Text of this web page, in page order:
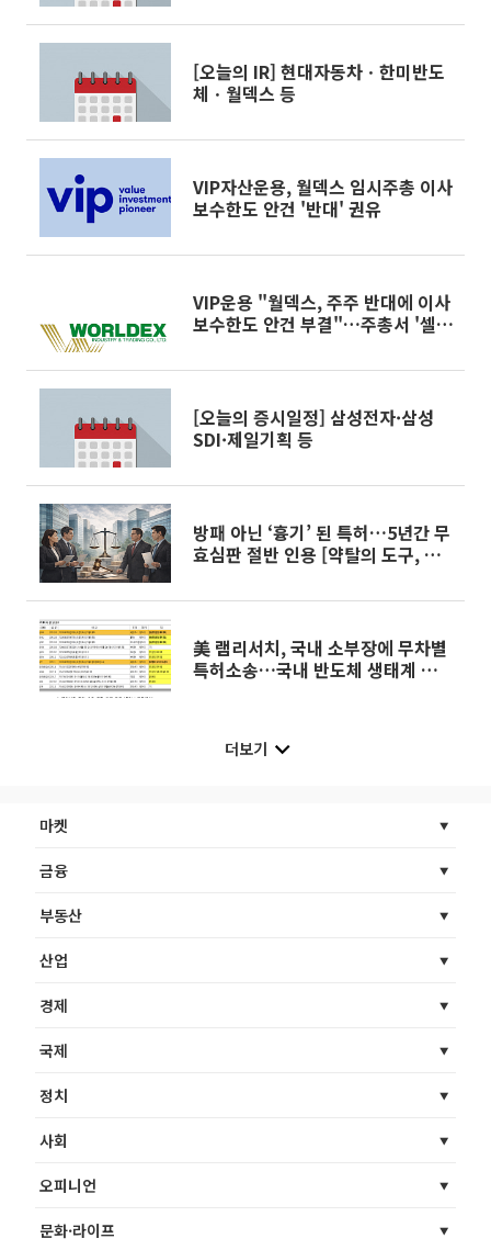
[오늘의 IR] 현대자동차ㆍ한미반도
체ㆍ월덱스 등
VIP자산운용, 월덱스 임시주총 이사
보수한도 안건 '반대' 권유
VIP운용 "월덱스, 주주 반대에 이사
보수한도 안건 부결"…주총서 '셀프
[오늘의 증시일정] 삼성전자·삼성
SDI·제일기획 등
방패 아닌 ‘흉기’ 된 특허…5년간 무
효심판 절반 인용 [약탈의 도구, 특
美 램리서치, 국내 소부장에 무차별
특허소송…국내 반도체 생태계 흔든
더보기
마켓
금융
부동산
산업
경제
국제
정치
사회
오피니언
문화·라이프